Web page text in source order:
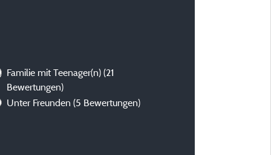
Familie mit Teenager(n) (21
Bewertungen)
Unter Freunden (5 Bewertungen)